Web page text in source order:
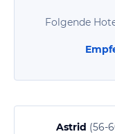
Folgende
Astrid (56-